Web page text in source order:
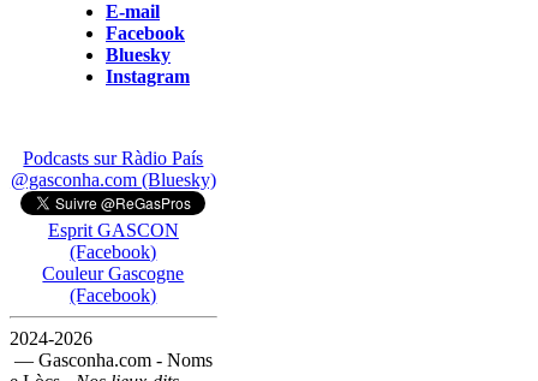
E-mail
Facebook
Bluesky
Instagram
Podcasts sur Ràdio País
@gasconha.com (Bluesky)
Esprit GASCON
(Facebook)
Couleur Gascogne
(Facebook)
2024-2026
— Gasconha.com - Noms